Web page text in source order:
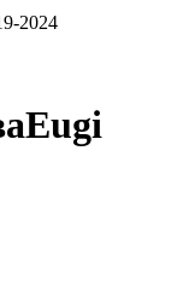
2024
Eugi